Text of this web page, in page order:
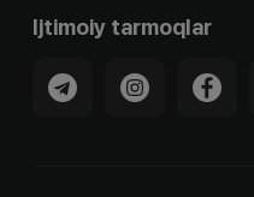
Ijtimoiy tarmoqlar